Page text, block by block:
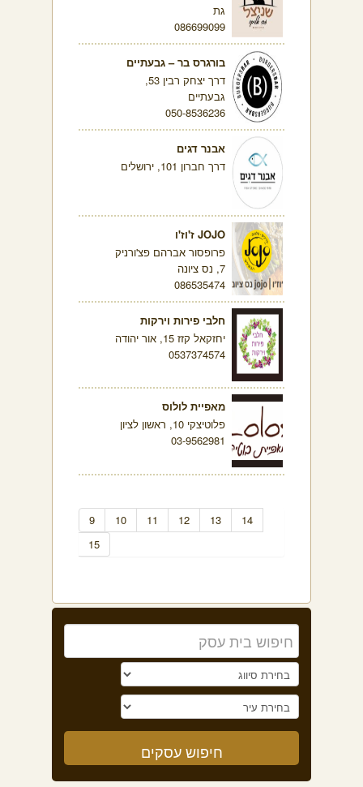
גת
086699099
בורגרס בר – גבעתיים
דרך יצחק רבין 53,
גבעתיים
050-8536236
אבנר דגים
דרך חברון 101, ירושלים
JOJO ז'וז'ו
פרופסור אברהם פצ'ורניק
7, נס ציונה
086535474
חלבי פירות וירקות
יחזקאל קזז 15, אור יהודה
0537374574
מאפיית לולוס
פלוטיצקי 10, ראשון לציון
03-9562981
9 10 11 12 13
14
15